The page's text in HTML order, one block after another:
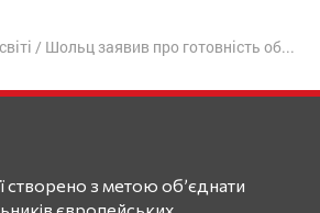
/ Шольц заявив про готовність обговорити з Путіним завершення війни
створено з метою об’єднати